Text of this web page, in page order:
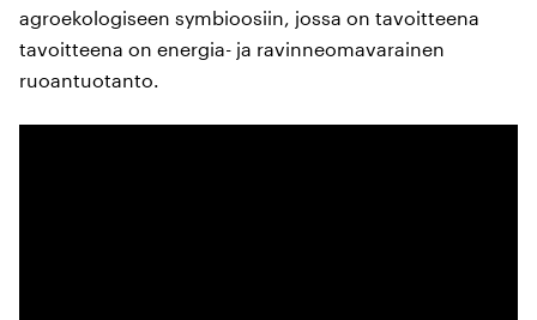
agroekologiseen symbioosiin, jossa on tavoitteena
tavoitteena on energia- ja ravinneomavarainen
ruoantuotanto.